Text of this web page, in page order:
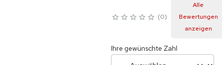
0
Alle
Bewertungen
anzeigen
Ihre gewünschte Zahl